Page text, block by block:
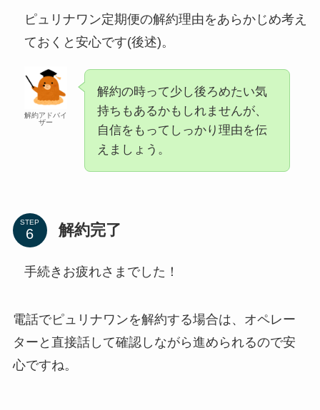
ピュリナワン定期便の解約理由をあらかじめ考え
ておくと安心です(後述)。
解約アドバイ
ザー
解約の時って少し後ろめたい気
持ちもあるかもしれませんが、
自信をもってしっかり理由を伝
えましょう。
STEP 解約完了
手続きお疲れさまでした！
電話でピュリナワンを解約する場合は、オペレー
ターと直接話して確認しながら進められるので安
心ですね。